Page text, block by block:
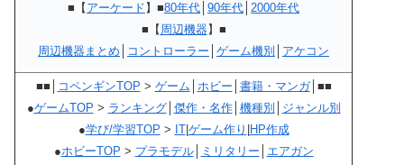
■【 アーケード 】■80年代 90年代 2000年代
■【 周辺機器 】■
周辺機器まとめ
コントローラー ゲーム機別 アケコン
■■│ コペンギンTOP > ゲーム ホビー 書籍・マンガ│■■
●ゲームTOP > ランキング│ 傑作・名作│ 機種別
ジャンル別
●学び/学習TOP > IT| ゲーム作り HP作成
●ホビーTOP > プラモデル│ ミリタリー
エアガン